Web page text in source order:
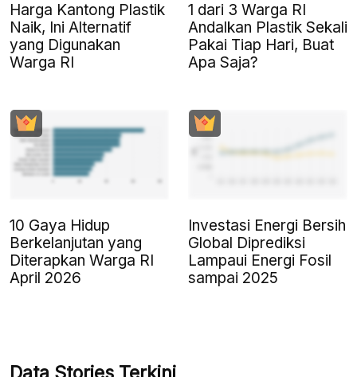
Harga Kantong Plastik
Naik, Ini Alternatif
yang Digunakan
Warga RI
1 dari 3 Warga RI
Andalkan Plastik Sekali
Pakai Tiap Hari, Buat
Apa Saja?
10 Gaya Hidup
Berkelanjutan yang
Diterapkan Warga RI
April 2026
Investasi Energi Bersih
Global Diprediksi
Lampaui Energi Fosil
sampai 2025